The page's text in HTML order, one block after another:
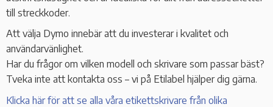
till streckkoder.
Att välja Dymo innebär att du investerar i kvalitet och
användarvänlighet.
Har du frågor om vilken modell och skrivare som passar bäst?
Tveka inte att kontakta oss – vi på Etilabel hjälper dig gärna.
Klicka här för att se alla våra etikettskrivare från olika